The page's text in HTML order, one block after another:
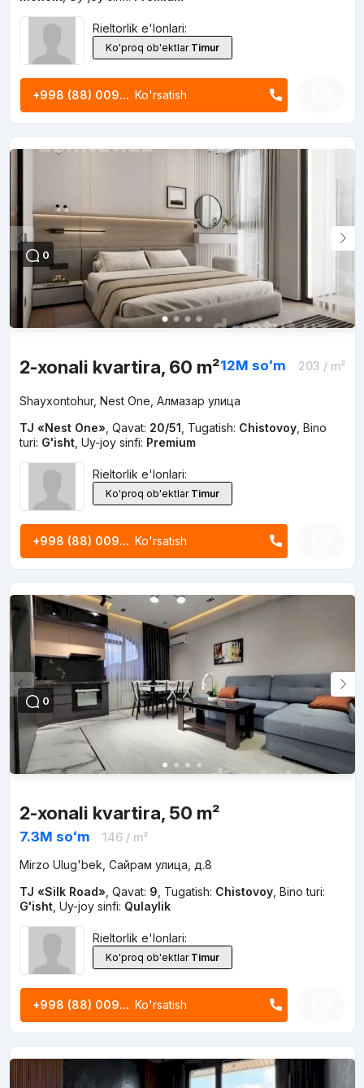
Rieltorlik e'lonlari:
Ko'proq ob'ektlar Timur
+998 (88) 009... Ko'rsatish
0
2-xonali kvartira, 60 m²12M soʻm 203 / m²
Shayxontohur, Nest One, Алмазар улица
TJ «Nest One» Qavat: 20/51 Tugatish: Chistovoy, Bino
turi: G'isht, Uy-joy sinfi: Premium
Rieltorlik e'lonlari:
Ko'proq ob'ektlar Timur
+998 (88) 009... Ko'rsatish
0
2-xonali kvartira, 50 m²
7.3M soʻm 146/ m²
Mirzo Ulug'bek, Сайрам улица, д.8
TJ «Silk Road» Qavat: 9 Tugatish: Chistovoy, Bino turi:
G'isht, Uy-joy sinfi: Qulaylik
Rieltorlik e'lonlari:
Ko'proq ob'ektlar Timur
+998 (88) 009... Ko'rsatish